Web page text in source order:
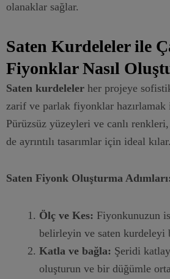
olanaklar sağlar.
Saten Kurdeleler ile
Fiyonklar Nasıl
Saten kurdeleler her projeye
zarif ve parlak fiyonklar
Pürüzsüz yüzeyleri ve canlı
de ayrıntılı tasarımlar için ideal kılar.
Saten Fiyonk Oluşturma
Ölç ve Kes: Fiyonkunuzun
belirleyin ve saten kurdeleyi
Katla ve bağla: Şeridi
oluşturun ve bir düğümle